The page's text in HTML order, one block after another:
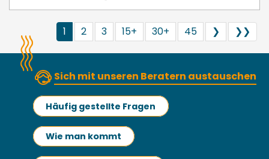
1 2 3 15+ 30+ 45 ❯ ❯❯
Sich mit unseren Beratern austauschen
Häufig gestellte Fragen
Wie man kommt